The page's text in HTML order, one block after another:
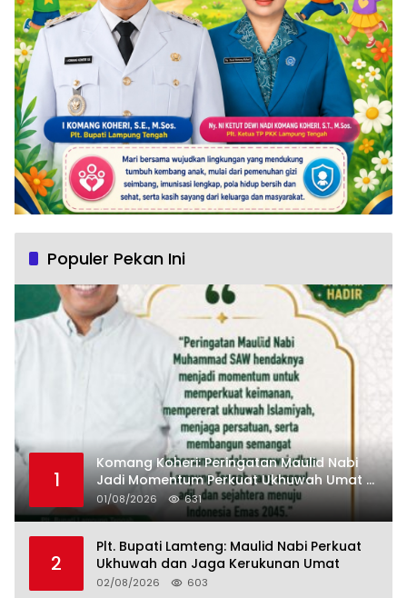
Populer Pekan Ini
1
Komang Koheri: Peringatan Maulid Nabi
Jadi Momentum Perkuat Ukhuwah Umat di
Lampung Tengah
01/08/2026 631
2
Plt. Bupati Lamteng: Maulid Nabi Perkuat
Ukhuwah dan Jaga Kerukunan Umat
02/08/2026 603